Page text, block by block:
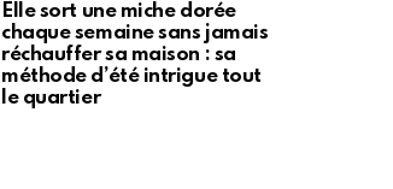
Elle sort une miche dorée
chaque semaine sans jamais
réchauffer sa maison : sa
méthode d’été intrigue tout
le quartier